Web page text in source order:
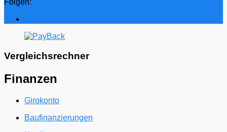
Folgen:
Vergleichsrechner
Finanzen
Girokonto
Baufinanzierungen